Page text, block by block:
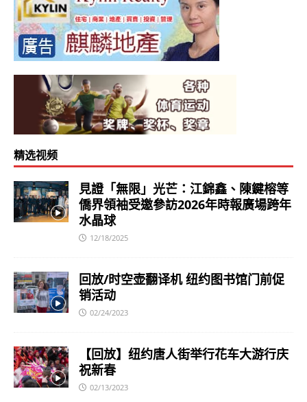
精选视频
見證「無限」光芒：江錦鑫、陳鍵榕等
僑界領袖受邀參訪2026年時報廣場跨年
水晶球
12/18/2025
回放/时空壶翻译机 纽约图书馆门前促
销活动
02/24/2023
【回放】纽约唐人街举行花车大游行庆
祝新春
02/13/2023